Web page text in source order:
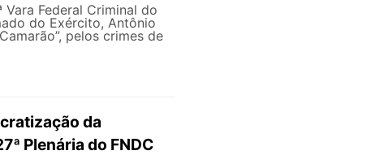
Federal Criminal do
do Exército, Antônio
pelos crimes de
da
Plenária do FNDC